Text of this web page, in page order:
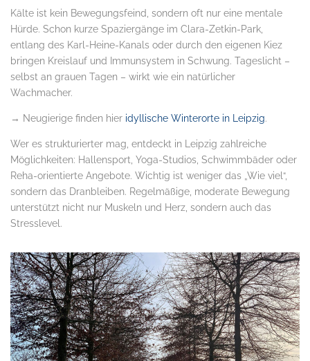
Kälte ist kein Bewegungsfeind, sondern oft nur eine mentale
Hürde. Schon kurze Spaziergänge im Clara-Zetkin-Park,
entlang des Karl-Heine-Kanals oder durch den eigenen Kiez
bringen Kreislauf und Immunsystem in Schwung. Tageslicht –
selbst an grauen Tagen – wirkt wie ein natürlicher
Wachmacher.
→ Neugierige finden hier idyllische Winterorte in Leipzig.
Wer es strukturierter mag, entdeckt in Leipzig zahlreiche
Möglichkeiten: Hallensport, Yoga-Studios, Schwimmbäder oder
Reha-orientierte Angebote. Wichtig ist weniger das „Wie viel“,
sondern das Dranbleiben. Regelmäßige, moderate Bewegung
unterstützt nicht nur Muskeln und Herz, sondern auch das
Stresslevel.